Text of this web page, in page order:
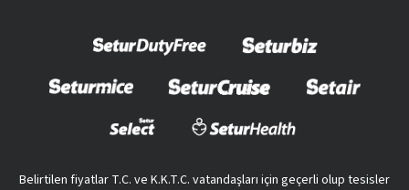
Belirtilen fiyatlar T.C. ve K.K.T.C. vatandaşları için geçerli olup tesisler